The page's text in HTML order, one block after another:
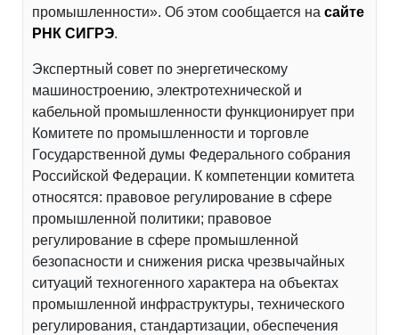
промышленности». Об этом сообщается на сайте
РНК СИГРЭ.
Экспертный совет по энергетическому
машиностроению, электротехнической и
кабельной промышленности функционирует при
Комитете по промышленности и торговле
Государственной думы Федерального собрания
Российской Федерации. К компетенции комитета
относятся: правовое регулирование в сфере
промышленной политики; правовое
регулирование в сфере промышленной
безопасности и снижения риска чрезвычайных
ситуаций техногенного характера на объектах
промышленной инфраструктуры, технического
регулирования, стандартизации, обеспечения